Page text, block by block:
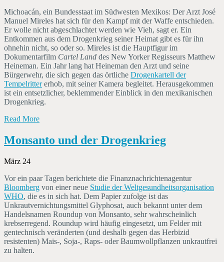
Michoacán, ein Bundesstaat im Südwesten Mexikos: Der Arzt José
Manuel Mireles hat sich für den Kampf mit der Waffe entschieden.
Er wolle nicht abgeschlachtet werden wie Vieh, sagt er. Ein
Entkommen aus dem Drogenkrieg seiner Heimat gibt es für ihn
ohnehin nicht, so oder so. Mireles ist die Hauptfigur im
Dokumentarfilm Cartel Land des New Yorker Regisseurs Matthew
Heineman. Ein Jahr lang hat Heineman den Arzt und seine
Bürgerwehr, die sich gegen das örtliche Drogenkartell der
Tempelrittererhob, mit seiner Kamera begleitet. Herausgekommen
ist ein entsetzlicher, beklemmender Einblick in den mexikanischen
Drogenkrieg.
Read More
Monsanto und der Drogenkrieg
März 24
Vor ein paar Tagen berichtete die Finanznachrichtenagentur
Bloomberg von einer neue Studie der Weltgesundheitsorganisation
WHO, die es in sich hat. Dem Papier zufolge ist das
Unkrautvernichtungsmittel Glyphosat, auch bekannt unter dem
Handelsnamen Roundup von Monsanto, sehr wahrscheinlich
krebserregend. Roundup wird häufig eingesetzt, um Felder mit
gentechnisch veränderten (und deshalb gegen das Herbizid
resistenten) Mais-, Soja-, Raps- oder Baumwollpflanzen unkrautfrei
zu halten.